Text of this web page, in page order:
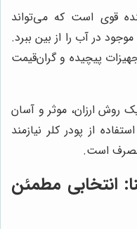
قوی است که می‌تواند
در آب را از بین ببرد.
پیچیده و گران‌قیمت
روش ارزان، موثر و آسان
از پودر کلر نیازمند
مصرف است.
: انتخابی مطمئن